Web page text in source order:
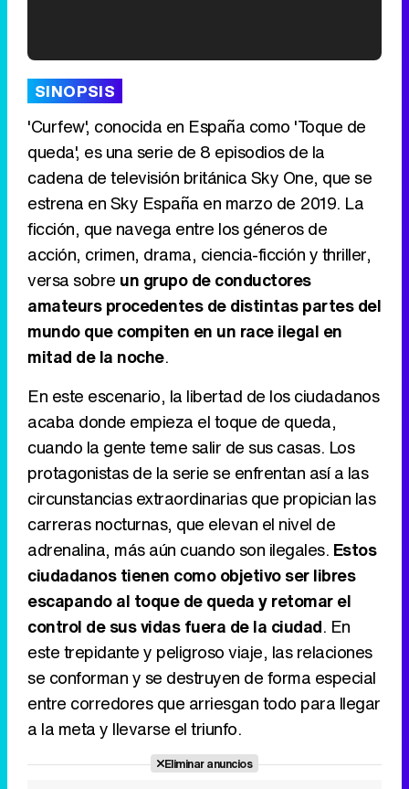
Tráiler de '33 días', la nueva serie de Atresplayer con Julián Villagrán y José Manuel Poga
Canción ganadora de Eurovisión 2026: DARA con "Bangaranga" por Bulgaria
SINOPSIS
'Curfew', conocida en España como 'Toque de
queda', es una serie de 8 episodios de la
cadena de televisión británica Sky One, que se
estrena en Sky España en marzo de 2019. La
ficción, que navega entre los géneros de
acción, crimen, drama, ciencia-ficción y thriller,
versa sobre un grupo de conductores
amateurs procedentes de distintas partes del
mundo que compiten en un race ilegal en
mitad de la noche.
En este escenario, la libertad de los ciudadanos
acaba donde empieza el toque de queda,
cuando la gente teme salir de sus casas. Los
protagonistas de la serie se enfrentan así a las
circunstancias extraordinarias que propician las
carreras nocturnas, que elevan el nivel de
adrenalina, más aún cuando son ilegales. Estos
ciudadanos tienen como objetivo ser libres
escapando al toque de queda y retomar el
control de sus vidas fuera de la ciudad. En
este trepidante y peligroso viaje, las relaciones
se conforman y se destruyen de forma especial
entre corredores que arriesgan todo para llegar
a la meta y llevarse el triunfo.
Eliminar anuncios